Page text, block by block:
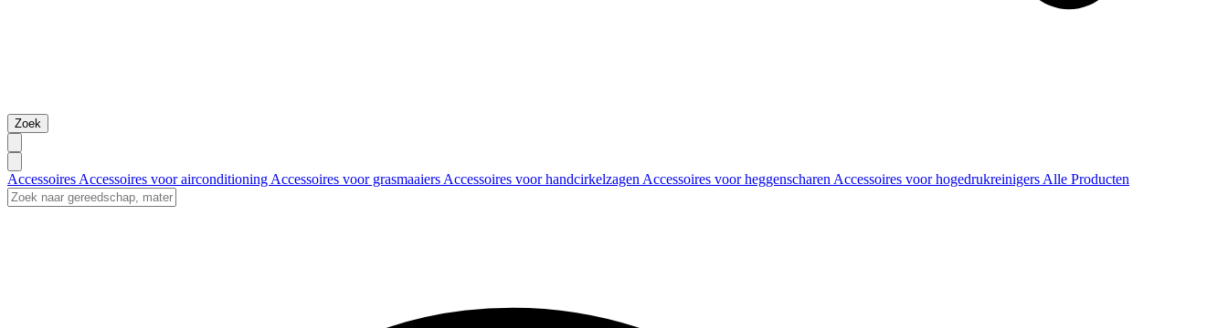
Zoek
Accessoires Accessoires voor airconditioning Accessoires voor grasmaaiers Accessoires voor handcirkelzagen Accessoires voor heggenscharen Accessoires voor hogedrukreinigers Alle Producten